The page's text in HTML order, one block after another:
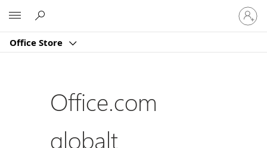
Office Store
Logg
på
kontoen
Office.com
globalt